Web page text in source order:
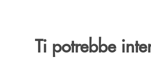
Ti potrebbe